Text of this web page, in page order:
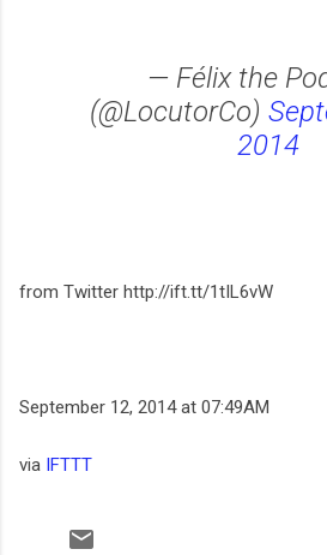
— Félix the
(@LocutorCo)
2014
from Twitter http://ift.tt/1tIL6vW
September 12, 2014 at 07:49AM
via IFTTT